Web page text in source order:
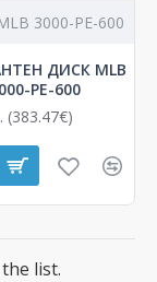
3000-PЕ-600
ДИСК MLB
PЕ-600
(383.47€)
list.